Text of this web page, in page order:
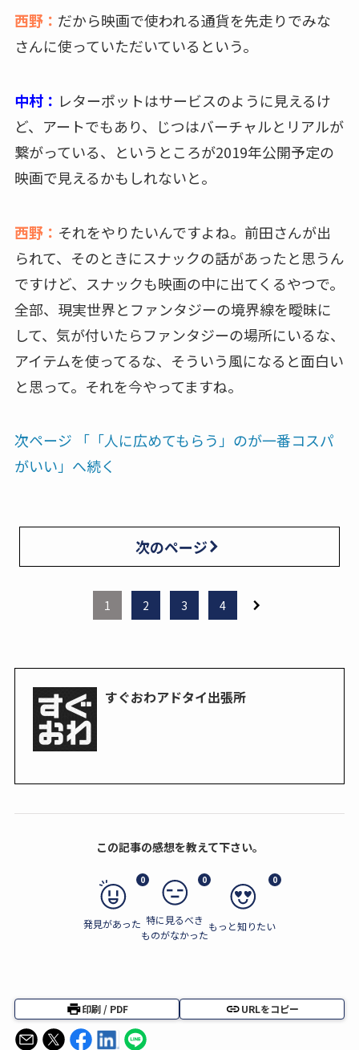
西野： だから映画で使われる通貨を先走りでみな
さんに使っていただいているという。
中村： レターポットはサービスのように見えるけ
ど、アートでもあり、じつはバーチャルとリアルが
繋がっている、というところが2019年公開予定の
映画で見えるかもしれないと。
西野： それをやりたいんですよね。前田さんが出
られて、そのときにスナックの話があったと思うん
ですけど、スナックも映画の中に出てくるやつで。
全部、現実世界とファンタジーの境界線を曖昧に
して、気が付いたらファンタジーの場所にいるな、
アイテムを使ってるな、そういう風になると面白い
と思って。それを今やってますね。
次ページ 「「人に広めてもらう」のが一番コスパ
がいい」へ続く
次のページ
1 2 3 4
すぐおわアドタイ出張所
この記事の感想を教えて下さい。
0
発見があった
0
特に見るべき
ものがなかった
0
もっと知りたい
印刷 / PDF URLをコピー